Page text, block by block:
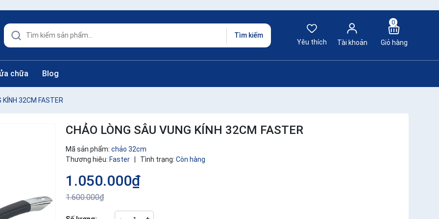
Tìm kiếm
Yêu thích
Tài khoản
0
Giỏ hàng
chữa Blog
KÍNH 32CM FASTER
CHẢO LÒNG SÂU VUNG KÍNH 32CM FASTER
Mã sản phẩm: chảo 32cm
Thương hiệu: Faster Tình trạng: Còn hàng
1.050.000₫
1.600.000₫